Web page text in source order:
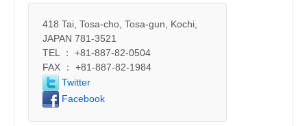
418 Tai, Tosa-cho, Tosa-gun, Kochi,
JAPAN 781-3521
TEL ： +81-887-82-0504
FAX ： +81-887-82-1984
Twitter
Facebook